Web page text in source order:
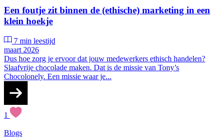
Een foutje zit binnen de (ethische) marketing in een
klein hoekje
7 min leestijd
maart 2026
Dus hoe zorg je ervoor dat jouw medewerkers ethisch handelen?
Slaafvrije chocolade maken. Dat is de missie van Tony’s
Chocolonely. Een missie waar je...
1
Blogs